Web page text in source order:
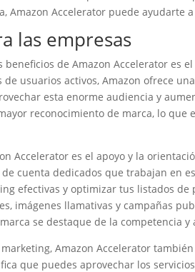
Amazon Accelerator puede ayudarte
las empresas
de Amazon Accelerator es
de usuarios activos, Amazon ofrece
esta enorme audiencia y
reconocimiento de marca, lo
Accelerator es el apoyo y la
cuenta dedicados que trabajan en
efectivas y optimizar tus listados
imágenes llamativas y campañas
se destaque de la competencia
Amazon Accelerator
que puedes aprovechar los